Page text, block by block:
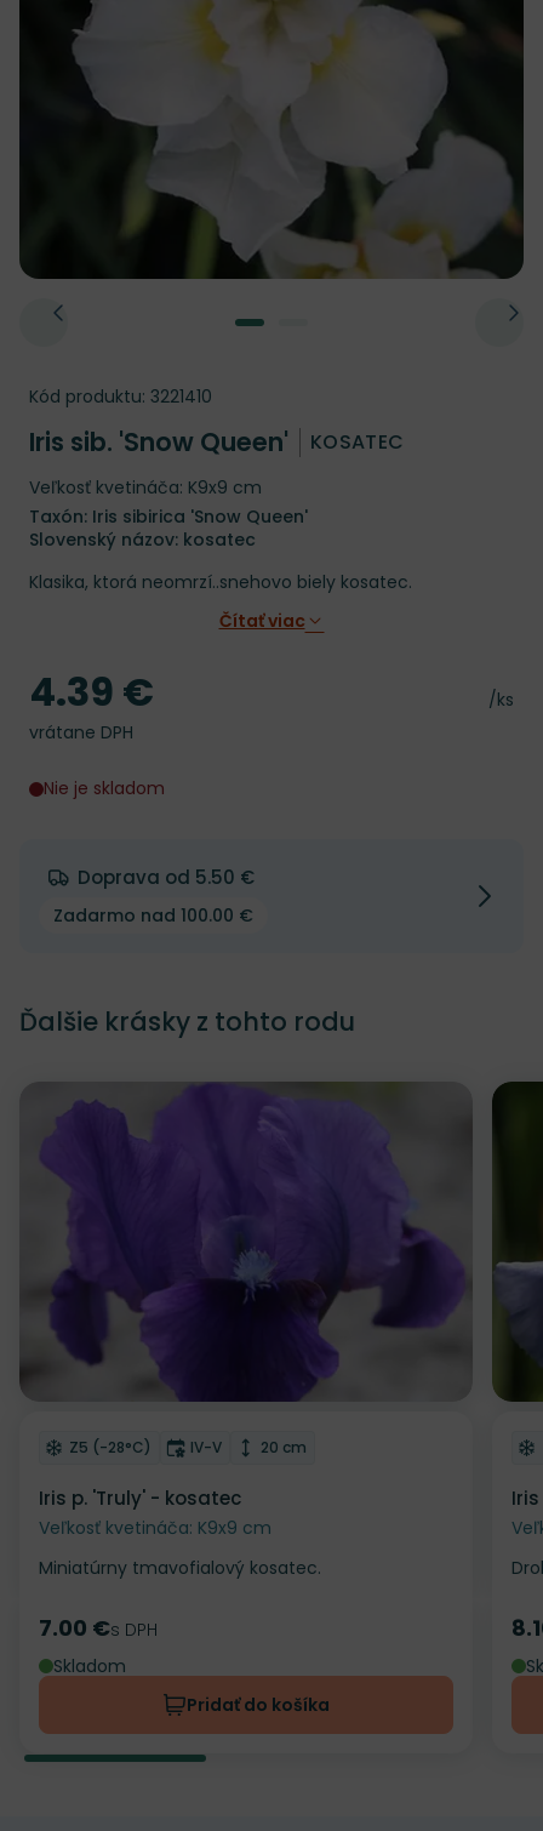
Kód produktu: 3221410
Iris sib. 'Snow Queen' KOSATEC
Veľkosť kvetináča: K9x9 cm
Taxón: Iris sibirica 'Snow Queen'
Slovenský názov: kosatec
Klasika, ktorá neomrzí..snehovo biely kosatec.
Čítať viac
Cena
/ks
Cena
4.39 €
vrátane DPH
Nie je skladom
Doprava od 5.50 €
Zadarmo nad 100.00 €
Ďalšie krásky z tohto rodu
Odober do zoznamu želaní
Mrazuvzdornosť
Z5 (-28°C) Doba kvitnutia
IV-V Výška rastliny
20 cm
Iris p. 'Truly' - kosatec
Veľkosť kvetináča: K9x9 cm
Miniatúrny tmavofialový kosatec.
Cena
7.00 €s DPH
Skladom
Pridať do košíka